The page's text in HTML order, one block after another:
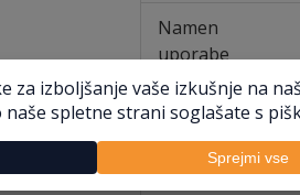
Namen
uporabe
Vrsta
pnevmatike
Vrsta uporabe